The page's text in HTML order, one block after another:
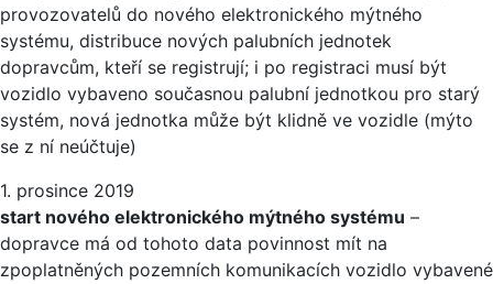
provozovatelů do nového elektronického mýtného
systému, distribuce nových palubních jednotek
dopravcům, kteří se registrují; i po registraci musí být
vozidlo vybaveno současnou palubní jednotkou pro starý
systém, nová jednotka může být klidně ve vozidle (mýto
se z ní neúčtuje)
1. prosince 2019
start nového elektronického mýtného systému –
dopravce má od tohoto data povinnost mít na
zpoplatněných pozemních komunikacích vozidlo vybavené